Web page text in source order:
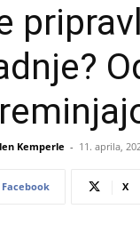
Kemperle - 11. aprila,
Facebook X